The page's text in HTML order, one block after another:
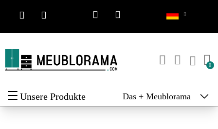
Unsere Produkte Das + Meublorama